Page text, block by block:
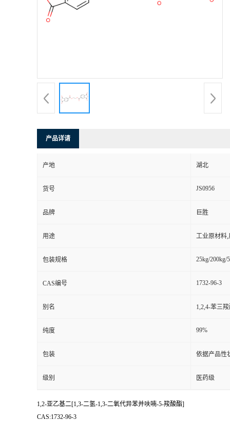
产品详请
产地 湖北
货号 JS0956
品牌 巨胜
用途 工业原材料
包装规格 25kg/200kg/
CAS编号 1732-96-3
别名 1,2,4-苯三
纯度 99%
包装 依据产品性
级别 医药级
1,2-亚乙基二[1,3-二氢-1,3-二氧代异苯并呋喃-5-羧酸酯]
CAS:1732-96-3